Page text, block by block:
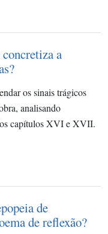
a
os sinais trágicos
analisando
capítulos XVI e XVII.
de
de reflexão?